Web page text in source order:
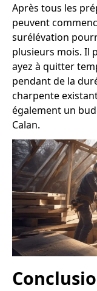
Après tous les
peuvent
surélévation
plusieurs mois. Il
ayez à quitter
pendant de la
charpente
également un
Calan.